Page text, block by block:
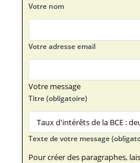
Votre nom
Votre adresse email
Votre message
Titre (obligatoire)
Texte de votre message
Pour créer des paragraphes,